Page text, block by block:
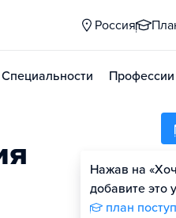
Россия
Специальности Профессии
Нажав на
добавите это
план